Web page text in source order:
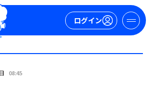
ログイン
08:45